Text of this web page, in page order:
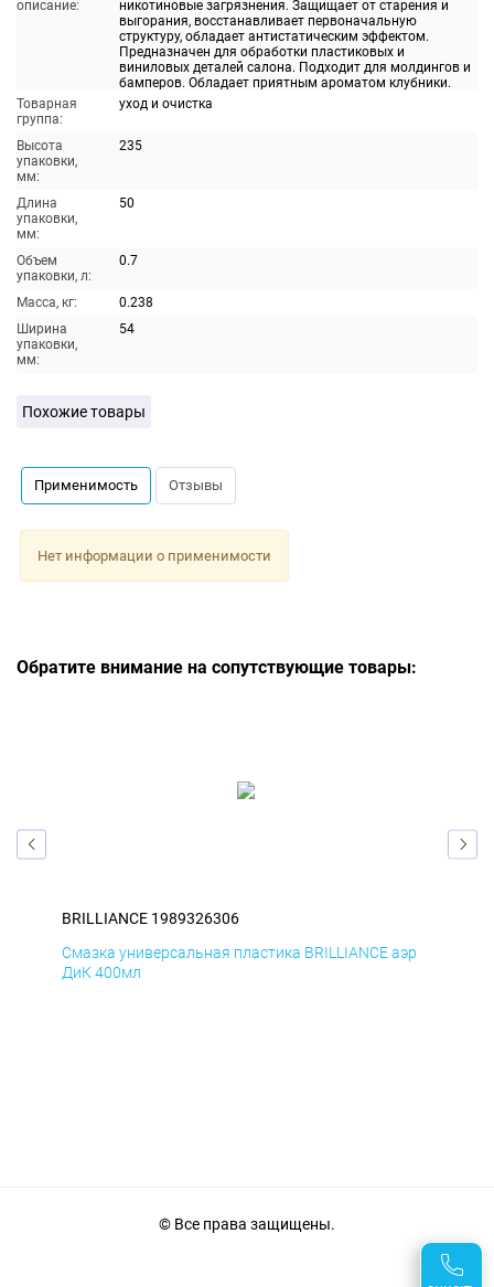
описание:
никотиновые загрязнения. Защищает от старения и
выгорания, восстанавливает первоначальную
структуру, обладает антистатическим эффектом.
Предназначен для обработки пластиковых и
виниловых деталей салона. Подходит для молдингов и
бамперов. Обладает приятным ароматом клубники.
Товарная
группа:
уход и очистка
Высота
упаковки,
мм:
235
Длина
упаковки,
мм:
50
Объем
упаковки, л:
0.7
Масса, кг:
0.238
Ширина
упаковки,
мм:
54
Похожие товары
Применимость Отзывы
Нет информации о применимости
Обратите внимание на сопутствующие товары:
BRILLIANCE 1989326306
Смазка универсальная пластика BRILLIANCE аэр
ДиК 400мл
© Все права защищены.